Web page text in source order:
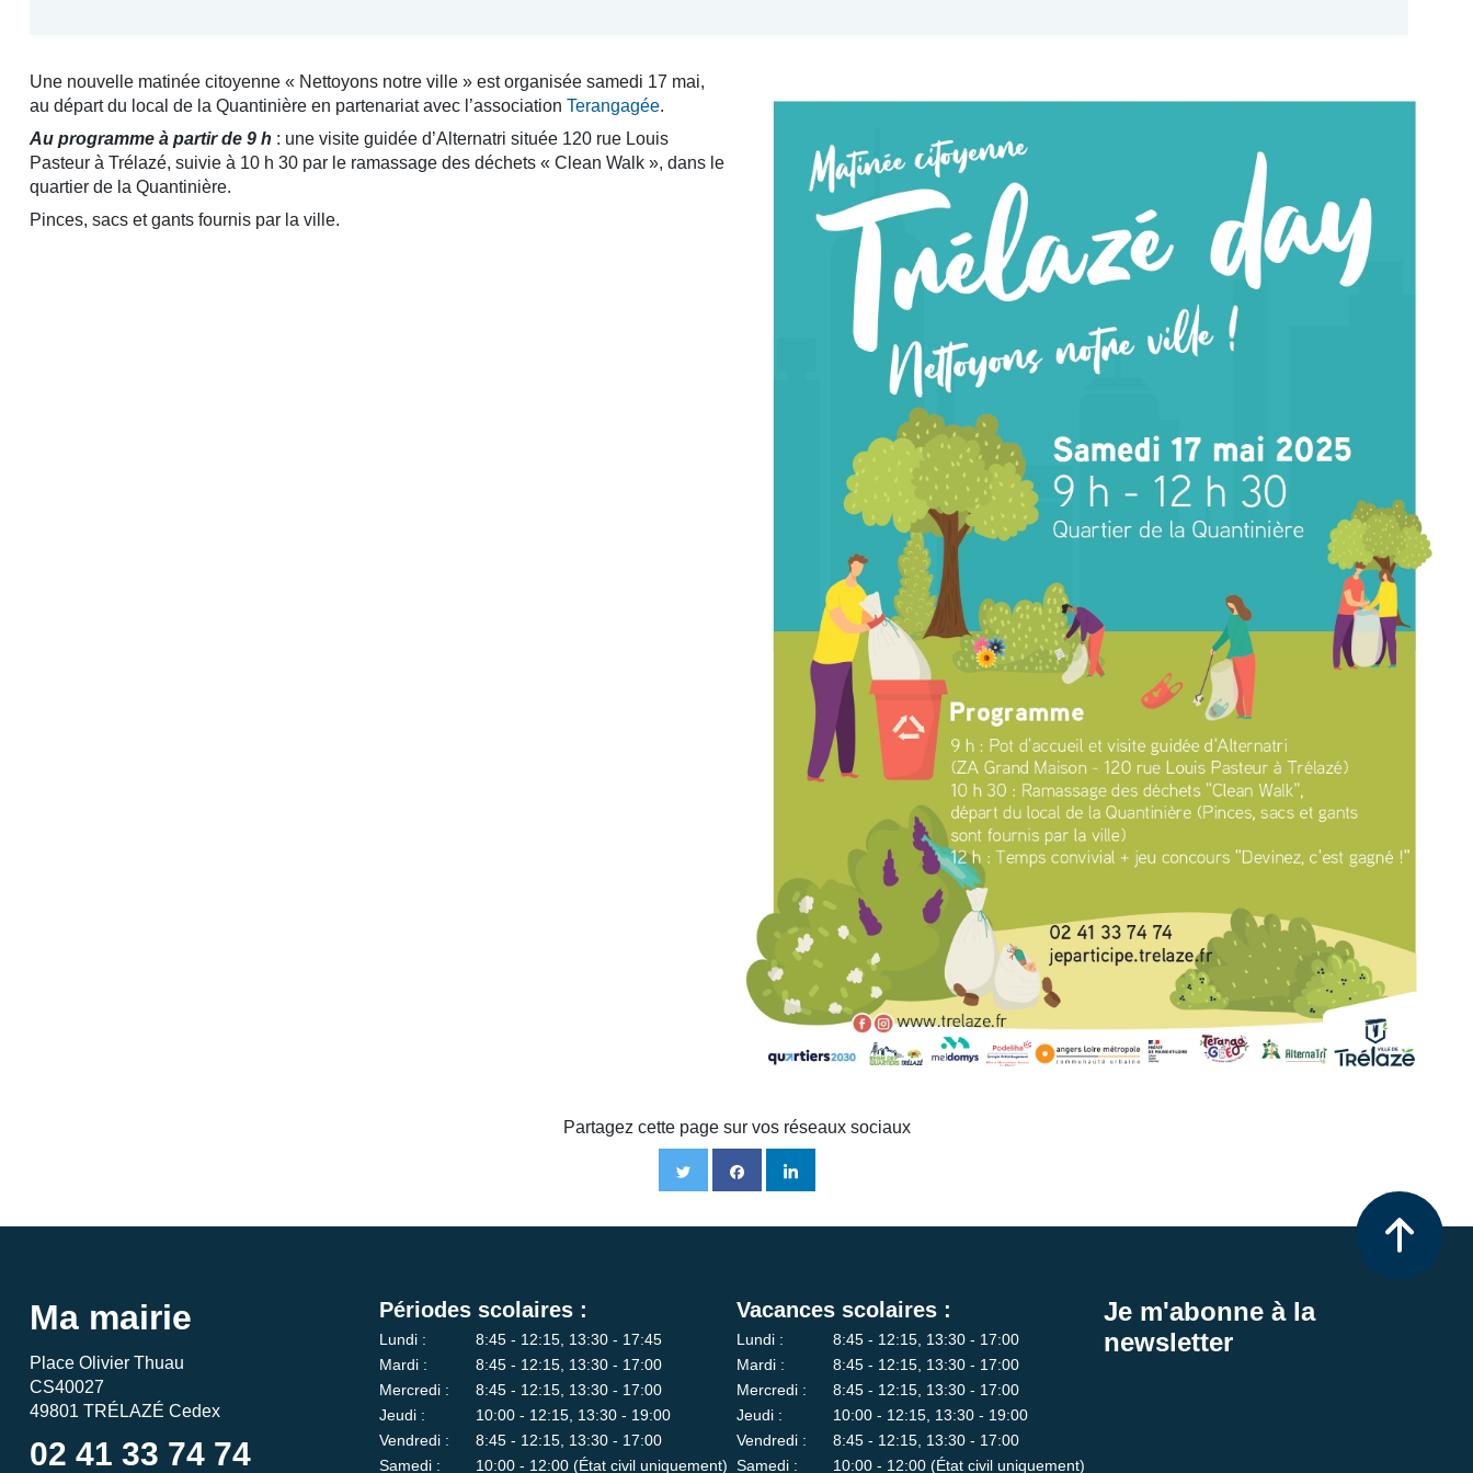
Une nouvelle matinée citoyenne « Nettoyons notre ville » est organisée samedi 17 mai,
au départ du local de la Quantinière en partenariat avec l’association Terangagée.
Au programme à partir de 9 h : une visite guidée d’Alternatri située 120 rue Louis
Pasteur à Trélazé, suivie à 10 h 30 par le ramassage des déchets « Clean Walk », dans le
quartier de la Quantinière.
Pinces, sacs et gants fournis par la ville.
Partagez cette page sur vos réseaux sociaux
Ma mairie
Place Olivier Thuau
CS40027
49801 TRÉLAZÉ Cedex
02 41 33 74 74
Périodes scolaires :
Lundi :
8:45 - 12:15, 13:30 - 17:45
Mardi :
8:45 - 12:15, 13:30 - 17:00
Mercredi :
8:45 - 12:15, 13:30 - 17:00
Jeudi :
10:00 - 12:15, 13:30 - 19:00
Vendredi :
8:45 - 12:15, 13:30 - 17:00
Samedi :
10:00 - 12:00 (État civil uniquement)
Vacances scolaires :
Lundi :
8:45 - 12:15, 13:30 - 17:00
Mardi :
8:45 - 12:15, 13:30 - 17:00
Mercredi :
8:45 - 12:15, 13:30 - 17:00
Jeudi :
10:00 - 12:15, 13:30 - 19:00
Vendredi :
8:45 - 12:15, 13:30 - 17:00
Samedi :
10:00 - 12:00 (État civil uniquement)
Je m'abonne à la
newsletter